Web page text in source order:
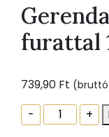
furattal
739,90 Ft (bruttó
-
lemez
+